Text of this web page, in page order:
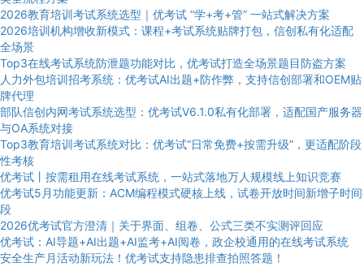
2026教育培训考试系统选型｜优考试 “学+考+管” 一站式解决方案
2026培训机构增收新模式：课程+考试系统贴牌打包，信创私有化适配
全场景
Top3在线考试系统防泄题功能对比，优考试打造全场景题目防盗方案
人力外包培训招考系统：优考试AI出题+防作弊，支持信创部署和OEM贴
牌代理
部队信创内网考试系统选型：优考试V6.1.0私有化部署，适配国产服务器
与OA系统对接
Top3教育培训考试系统对比：优考试“日常免费+按需升级”，更适配阶段
性考核
优考试丨按需租用在线考试系统，一站式落地万人规模线上知识竞赛
优考试5月功能更新：ACM编程模式硬核上线，试卷开放时间新增子时间
段
2026优考试官方澄清｜关于界面、组卷、公式三类不实测评回应
优考试：AI导题+AI出题+AI监考+AI阅卷，政企校通用的在线考试系统
安全生产月活动新玩法！优考试支持隐患排查拍照答题！